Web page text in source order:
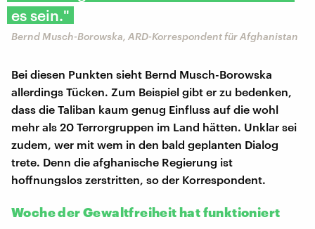
es sein."
Bernd Musch-Borowska, ARD-Korrespondent für Afghanistan
Bei diesen Punkten sieht Bernd Musch-Borowska
allerdings Tücken. Zum Beispiel gibt er zu bedenken,
dass die Taliban kaum genug Einfluss auf die wohl
mehr als 20 Terrorgruppen im Land hätten. Unklar sei
zudem, wer mit wem in den bald geplanten Dialog
trete. Denn die afghanische Regierung ist
hoffnungslos zerstritten, so der Korrespondent.
Woche der Gewaltfreiheit hat funktioniert